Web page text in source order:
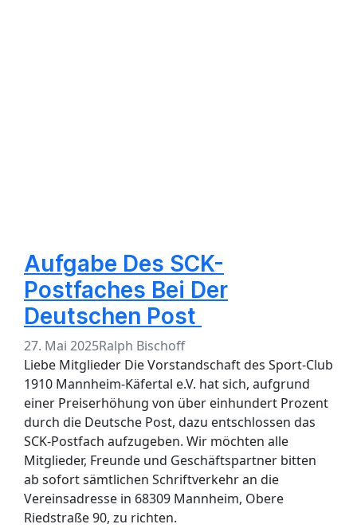
Aufgabe Des SCK-
Postfaches Bei Der
Deutschen Post
27. Mai 2025Ralph Bischoff
Liebe Mitglieder Die Vorstandschaft des Sport-Club
1910 Mannheim-Käfertal e.V. hat sich, aufgrund
einer Preiserhöhung von über einhundert Prozent
durch die Deutsche Post, dazu entschlossen das
SCK-Postfach aufzugeben. Wir möchten alle
Mitglieder, Freunde und Geschäftspartner bitten
ab sofort sämtlichen Schriftverkehr an die
Vereinsadresse in 68309 Mannheim, Obere
Riedstraße 90, zu richten.